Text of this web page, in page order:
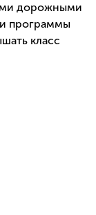
дорожными
программы
класс